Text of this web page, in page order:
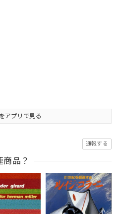
アプリで見る
通報する
商品？